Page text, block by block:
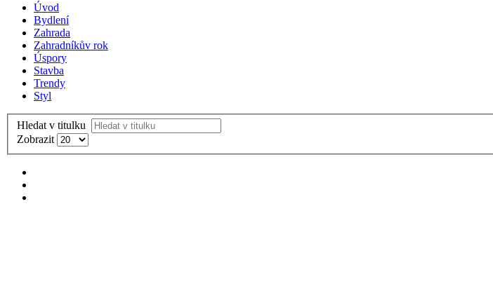
Úvod
Bydlení
Zahrada
Zahradníkův rok
Úspory
Stavba
Trendy
Styl
Hledat v titulku
Zobrazit